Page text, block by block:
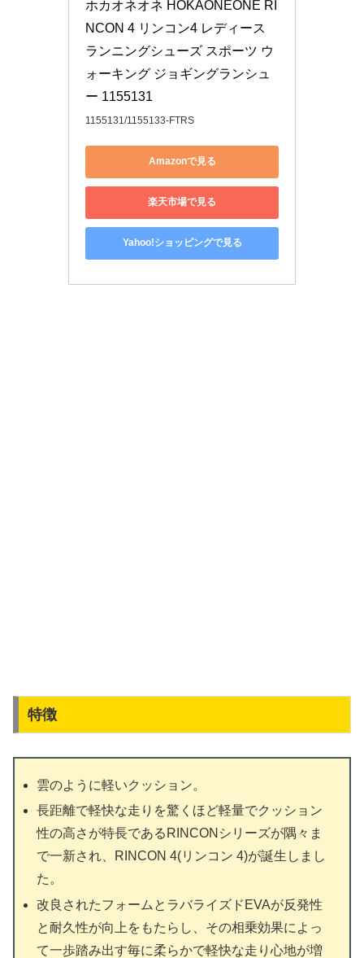
ホカオネオネ HOKAONEONE RI
NCON 4 リンコン4 レディース
ランニングシューズ スポーツ ウ
ォーキング ジョギングランシュ
ー 1155131
1155131/1155133-FTRS
Amazonで見る
楽天市場で見る
Yahoo!ショッピングで見る
特徴
雲のように軽いクッション。
長距離で軽快な走りを驚くほど軽量でクッション
性の高さが特長であるRINCONシリーズが隅々ま
で一新され、RINCON 4(リンコン 4)が誕生しまし
た。
改良されたフォームとラバライズドEVAが反発性
と耐久性が向上をもたらし、その相乗効果によっ
て一歩踏み出す毎に柔らかで軽快な走り心地が増